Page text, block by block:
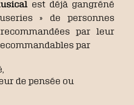
est déjà gangréné
» de personnes
par leur
par
de pensée ou